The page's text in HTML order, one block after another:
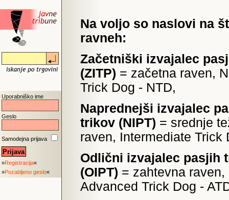
Uporabniško ime
Geslo
Samodejna prijava
»Registracija«
»Pozabljeno geslo«
Na voljo so naslovi na
ravneh:
Začetniški izvajalec
(ZITP) = začetna raven,
Trick Dog - NTD,
Naprednejši izvajalec
trikov (NIPT) = srednje
raven, Intermediate Trick
Odlični izvajalec pasjih
(OIPT) = zahtevna raven,
Advanced Trick Dog -